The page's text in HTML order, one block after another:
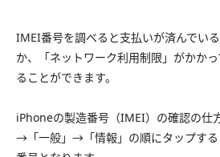
IMEI番号を調べると支払いが済んでい
か、「ネットワーク利用制限」がかか
ることができます。
iPhoneの製造番号（IMEI）の確認の仕
→「一般」→「情報」の順にタップす